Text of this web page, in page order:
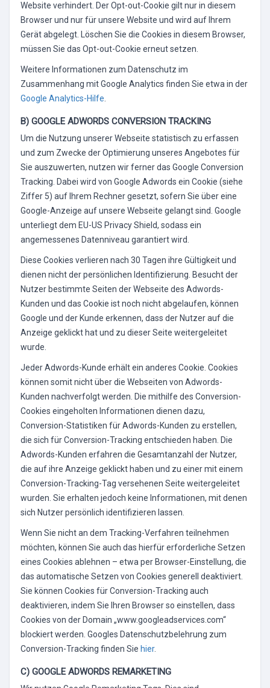
Website verhindert. Der Opt-out-Cookie gilt nur in diesem
Browser und nur für unsere Website und wird auf Ihrem
Gerät abgelegt. Löschen Sie die Cookies in diesem Browser,
müssen Sie das Opt-out-Cookie erneut setzen.
Weitere Informationen zum Datenschutz im
Zusammenhang mit Google Analytics finden Sie etwa in der
Google Analytics-Hilfe
B) GOOGLE ADWORDS CONVERSION TRACKING
Um die Nutzung unserer Webseite statistisch zu erfassen
und zum Zwecke der Optimierung unseres Angebotes für
Sie auszuwerten, nutzen wir ferner das Google Conversion
Tracking. Dabei wird von Google Adwords ein Cookie (siehe
Ziffer 5) auf Ihrem Rechner gesetzt, sofern Sie über eine
Google-Anzeige auf unsere Webseite gelangt sind. Google
unterliegt dem EU-US Privacy Shield, sodass ein
angemessenes Datenniveau garantiert wird.
Diese Cookies verlieren nach 30 Tagen ihre Gültigkeit und
dienen nicht der persönlichen Identifizierung. Besucht der
Nutzer bestimmte Seiten der Webseite des Adwords-
Kunden und das Cookie ist noch nicht abgelaufen, können
Google und der Kunde erkennen, dass der Nutzer auf die
Anzeige geklickt hat und zu dieser Seite weitergeleitet
wurde.
Jeder Adwords-Kunde erhält ein anderes Cookie. Cookies
können somit nicht über die Webseiten von Adwords-
Kunden nachverfolgt werden. Die mithilfe des Conversion-
Cookies eingeholten Informationen dienen dazu,
Conversion-Statistiken für Adwords-Kunden zu erstellen,
die sich für Conversion-Tracking entschieden haben. Die
Adwords-Kunden erfahren die Gesamtanzahl der Nutzer,
die auf ihre Anzeige geklickt haben und zu einer mit einem
Conversion-Tracking-Tag versehenen Seite weitergeleitet
wurden. Sie erhalten jedoch keine Informationen, mit denen
sich Nutzer persönlich identifizieren lassen.
Wenn Sie nicht an dem Tracking-Verfahren teilnehmen
möchten, können Sie auch das hierfür erforderliche Setzen
eines Cookies ablehnen – etwa per Browser-Einstellung, die
das automatische Setzen von Cookies generell deaktiviert.
Sie können Cookies für Conversion-Tracking auch
deaktivieren, indem Sie Ihren Browser so einstellen, dass
Cookies von der Domain „www.googleadservices.com“
blockiert werden. Googles Datenschutzbelehrung zum
Conversion-Tracking finden Sie hier.
C) GOOGLE ADWORDS REMARKETING